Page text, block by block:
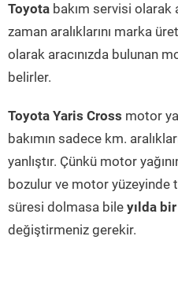
Toyota bakım servisi olarak
zaman aralıklarını marka
olarak aracınızda bulunan
belirler.
Toyota Yaris Cross motor
bakımın sadece km.
yanlıştır. Çünkü motor
bozulur ve motor yüzeyinde
süresi dolmasa bile yılda
değiştirmeniz gerekir.